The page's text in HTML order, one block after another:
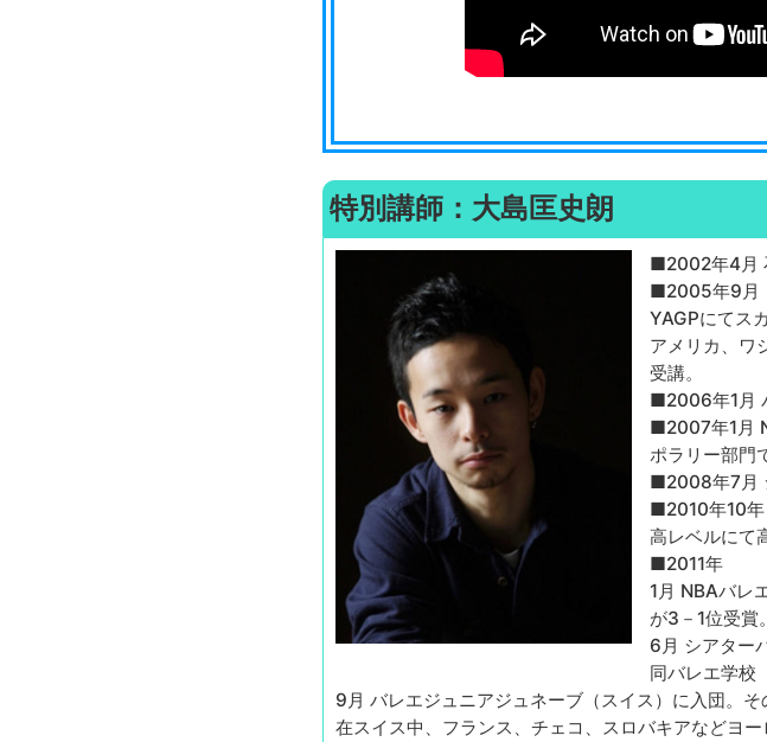
特別講師：大島匡史朗
■2002年4月
■2005年9月
YAGPにてス
アメリカ、ワ
受講。
■2006年1月
■2007年1月
ポラリー部門
■2008年7月
■2010年10
高レベルにて
■2011年
1月 NBAバレ
が3－1位受賞。
6月 シアター
同バレエ学校
9月 バレエジュニアジュネーブ（スイス）に入団。そ
在スイス中、フランス、チェコ、スロバキアなどヨー